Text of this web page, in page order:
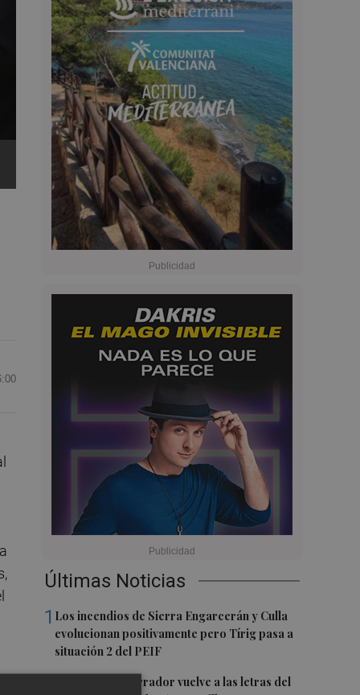
Últimas Noticias
1 Los incendios de Sierra Engarcerán y Culla
evolucionan positivamente pero Tírig pasa a
situación 2 del PEIF
El pequeño ahorrador vuelve a las letras del